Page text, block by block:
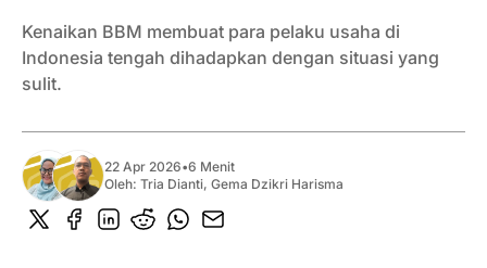
Kenaikan BBM membuat para pelaku usaha di
Indonesia tengah dihadapkan dengan situasi yang
sulit.
22 Apr 2026•6 Menit
Oleh: Tria Dianti, Gema Dzikri Harisma